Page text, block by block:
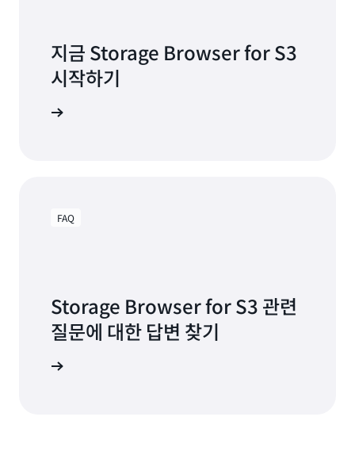
지금 Storage Browser for S3
시작하기
FAQ
Storage Browser for S3 관련
질문에 대한 답변 찾기